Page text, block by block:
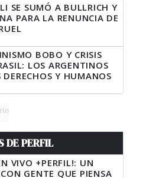
SE SUMÓ A BULLRICH Y
PARA LA RENUNCIA DE
BOBO Y CRISIS
LOS ARGENTINOS
DERECHOS Y HUMANOS
DE PERFIL
VIVO +PERFIL!: UN
GENTE QUE PIENSA